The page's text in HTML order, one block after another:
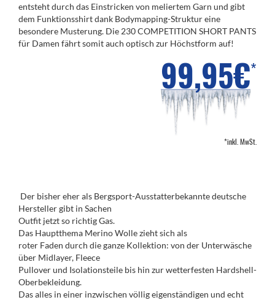
entsteht durch das Einstricken von meliertem Garn und gibt
dem Funktionsshirt dank Bodymapping-Struktur eine
besondere Musterung. Die 230 COMPETITION SHORT PANTS
für Damen fährt somit auch optisch zur Höchstform auf!
99,95€*
*inkl. MwSt.
Der bisher eher als Bergsport-Ausstatterbekannte deutsche
Hersteller gibt in Sachen
Outfit jetzt so richtig Gas.
Das Hauptthema Merino Wolle zieht sich als
roter Faden durch die ganze Kollektion: von der Unterwäsche
über Midlayer, Fleece
Pullover und Isolationsteile bis hin zur wetterfesten Hardshell-
Oberbekleidung.
Das alles in einer inzwischen völlig eigenständigen und echt